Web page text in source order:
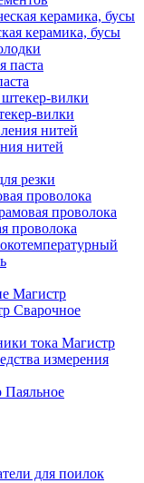
керамика, бусы
вилки
нитей
резки
проволока
проволока
проволока
Магистр
Сварочное
тока Магистр
измерения
Паяльное
для поилок